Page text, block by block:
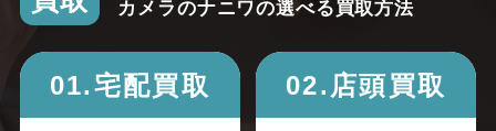
カメラのナニワの選べる買取方法
01.宅配買取 02.店頭買取